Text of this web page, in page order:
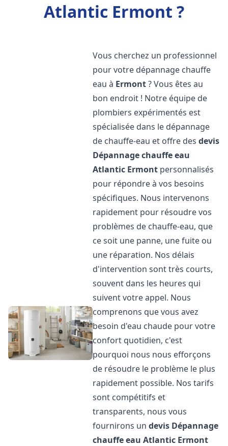
Atlantic Ermont ?
Vous cherchez un professionnel
pour votre dépannage chauffe
eau à Ermont? Vous êtes au
bon endroit ! Notre équipe de
plombiers expérimentés est
spécialisée dans le dépannage
de chauffe-eau et offre desdevis
Dépannage chauffe eau
Atlantic Ermont personnalisés
pour répondre à vos besoins
spécifiques. Nous intervenons
rapidement pour résoudre vos
problèmes de chauffe-eau, que
ce soit une panne, une fuite ou
une réparation. Nos délais
d'intervention sont très courts,
souvent dans les heures qui
suivent votre appel. Nous
comprenons que vous avez
besoin d'eau chaude pour votre
confort quotidien, c'est
pourquoi nous nous efforçons
de résoudre le problème le plus
rapidement possible. Nos tarifs
sont compétitifs et
transparents, nous vous
fournirons undevis Dépannage
chauffe eau Atlantic Ermont